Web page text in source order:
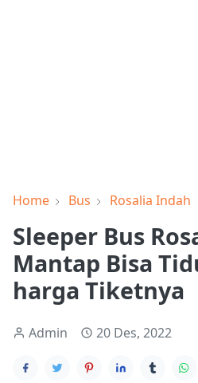
Home Bus Rosalia Indah
Sleeper Bus
Mantap Bisa
harga Tiketnya
Admin 20 Des, 2022